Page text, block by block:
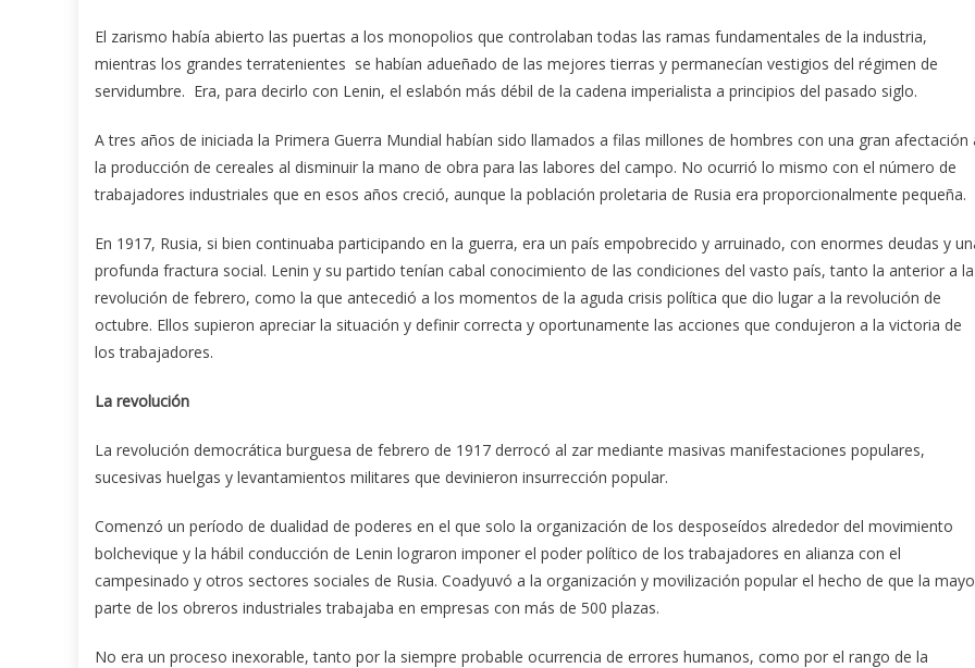
El zarismo había abierto las puertas a los monopolios que controlaban todas las ramas fundamentales de la industria,
mientras los grandes terratenientes se habían adueñado de las mejores tierras y permanecían vestigios del régimen de
servidumbre. Era, para decirlo con Lenin, el eslabón más débil de la cadena imperialista a principios del pasado siglo.
A tres años de iniciada la Primera Guerra Mundial habían sido llamados a filas millones de hombres con una gran afectación
la producción de cereales al disminuir la mano de obra para las labores del campo. No ocurrió lo mismo con el número de
trabajadores industriales que en esos años creció, aunque la población proletaria de Rusia era proporcionalmente pequeña.
En 1917, Rusia, si bien continuaba participando en la guerra, era un país empobrecido y arruinado, con enormes deudas y
profunda fractura social. Lenin y su partido tenían cabal conocimiento de las condiciones del vasto país, tanto la anterior a la
revolución de febrero, como la que antecedió a los momentos de la aguda crisis política que dio lugar a la revolución de
octubre. Ellos supieron apreciar la situación y definir correcta y oportunamente las acciones que condujeron a la victoria de
los trabajadores.
La revolución
La revolución democrática burguesa de febrero de 1917 derrocó al zar mediante masivas manifestaciones populares,
sucesivas huelgas y levantamientos militares que devinieron insurrección popular.
Comenzó un período de dualidad de poderes en el que solo la organización de los desposeídos alrededor del movimiento
bolchevique y la hábil conducción de Lenin lograron imponer el poder político de los trabajadores en alianza con el
campesinado y otros sectores sociales de Rusia. Coadyuvó a la organización y movilización popular el hecho de que la
parte de los obreros industriales trabajaba en empresas con más de 500 plazas.
No era un proceso inexorable, tanto por la siempre probable ocurrencia de errores humanos, como por el rango de la